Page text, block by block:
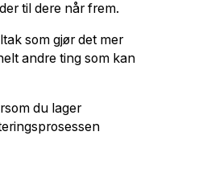
til dere når frem.
som gjør det mer
andre ting som kan
du lager